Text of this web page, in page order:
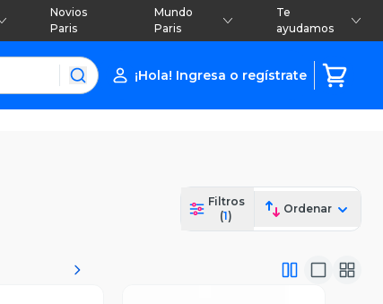
Novios
Paris
Mundo
Paris
Te
ayudamos
¡Hola! Ingresa o regístrate
Filtros
(1)
Ordenar